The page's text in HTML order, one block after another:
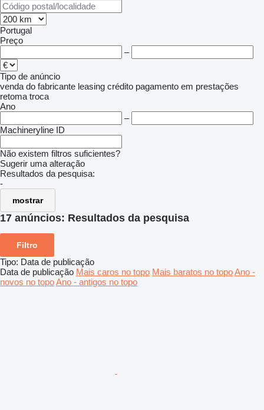
Portugal
Preço
–
Tipo de anúncio
venda do fabricante leasing crédito pagamento em prestações
retoma troca
Ano
–
Machineryline ID
Não existem filtros suficientes?
Sugerir uma alteração
Resultados da pesquisa:
-
mostrar
17 anúncios: Resultados da pesquisa
Filtro
Tipo: Data de publicação
Data de publicação Mais caros no topo Mais baratos no topoAno -
novos no topoAno - antigos no topo